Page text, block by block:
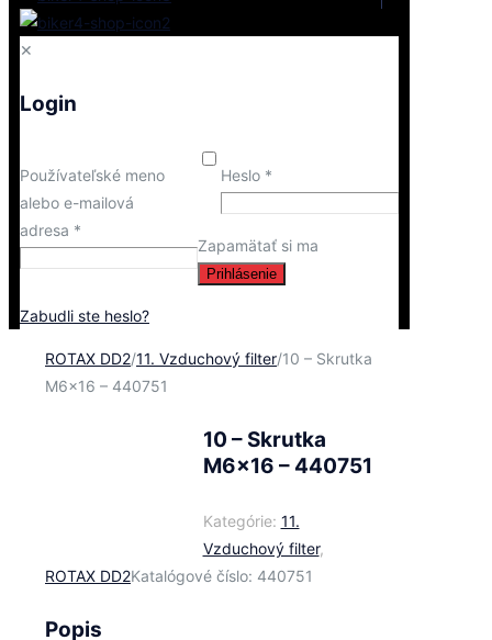
✕
Login
Používateľské meno
alebo e-mailová
adresa *
Heslo *
Zapamätať si ma
Prihlásenie
Zabudli ste heslo?
ROTAX DD2/11. Vzduchový filter/10 – Skrutka
M6x16 – 440751
10 – Skrutka
M6x16 – 440751
Kategórie: 11.
Vzduchový filter,
ROTAX DD2Katalógové číslo: 440751
Popis